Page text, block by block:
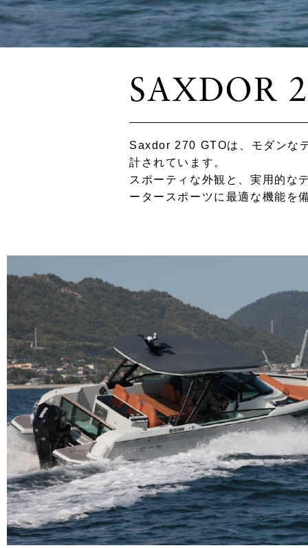
SAXDOR
Saxdor 270 GTOは、モダンな
計されています。
スポーティな外観と、実用的な
ータースポーツに最適な機能を